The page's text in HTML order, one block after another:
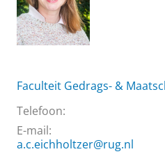
Faculteit Gedrags- &
Telefoon:
E-mail:
a.c.eichholtzer@rug.nl